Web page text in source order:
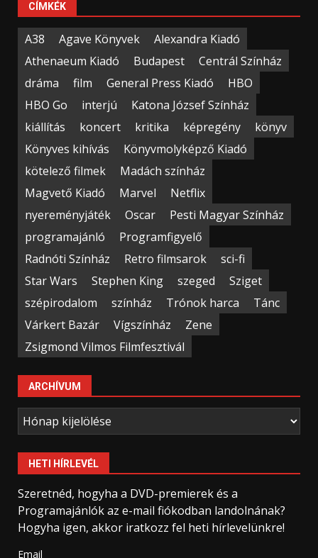
CÍMKÉK
A38 Agave Könyvek
Alexandra Kiadó
Athenaeum Kiadó
Budapest
Centrál Színház
dráma
film General Press Kiadó
HBO
HBO Go
interjú
Katona József Színház
kiállítás
koncert kritika képregény
könyv
Könyves kihívás
Könyvmolyképző Kiadó
kötelező filmek
Madách színház
Magvető Kiadó
Marvel
Netflix
nyereményjáték
Oscar
Pesti Magyar Színház
programajánló
Programfigyelő
Radnóti Színház
Retro filmsarok
sci-fi
Star Wars
Stephen King szeged
Sziget
szépirodalom
színház Trónok harca
Tánc
Várkert Bazár
Vígszínház
Zene
Zsigmond Vilmos Filmfesztivál
ARCHÍVUM
Archívum
HETI HÍRLEVÉL
Szeretnéd, hogyha a DVD-premierek és a
Programajánlók az e-mail fiókodban landolnának?
Hogyha igen, akkor iratkozz fel heti hírlevelünkre!
Email